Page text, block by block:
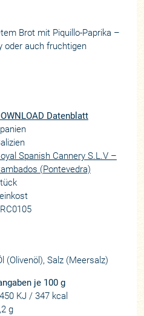
Brot mit Piquillo-Paprika –
oder auch fruchtigen
Datenblatt
Spanish Cannery S.L.V –
(Pontevedra)
(Olivenöl), Salz (Meersalz)
je 100 g
KJ / 347 kcal
g